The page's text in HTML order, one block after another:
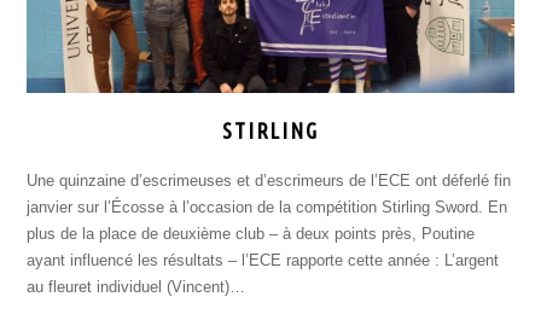
STIRLING
Une quinzaine d’escrimeuses et d’escrimeurs de l’ECE ont déferlé fin
janvier sur l’Écosse à l’occasion de la compétition Stirling Sword. En
plus de la place de deuxième club – à deux points près, Poutine
ayant influencé les résultats – l’ECE rapporte cette année : L’argent
au fleuret individuel (Vincent)…